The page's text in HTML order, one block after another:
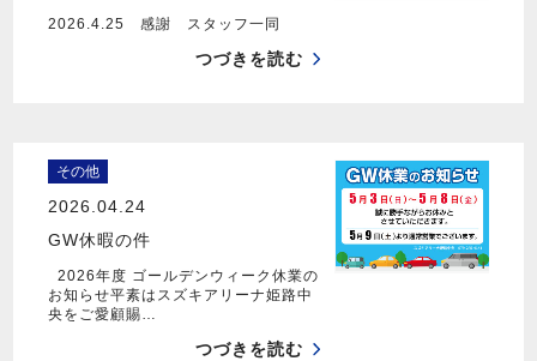
2026.4.25 感謝 スタッフ一同
つづきを読む
その他
2026.04.24
GW休暇の件
2026年度 ゴールデンウィーク休業の
お知らせ平素はスズキアリーナ姫路中
央をご愛顧賜…
つづきを読む